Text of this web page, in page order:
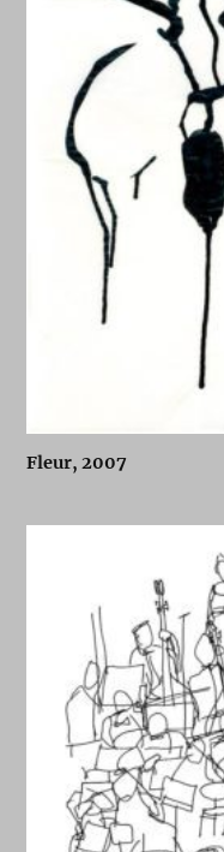
Fleur, 2007